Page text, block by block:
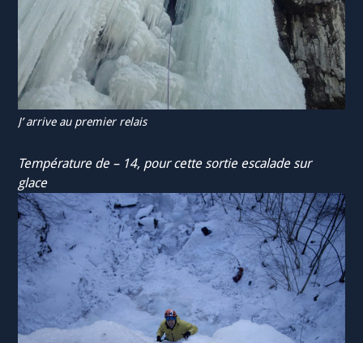
J’ arrive au premier relais
Température de – 14, pour cette sortie escalade sur
glace